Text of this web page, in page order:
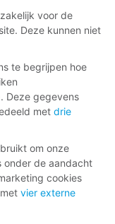
voor de
Deze kunnen niet
te begrijpen hoe
Deze gegevens
met drie
om onze
onder de aandacht
cookies
vier externe